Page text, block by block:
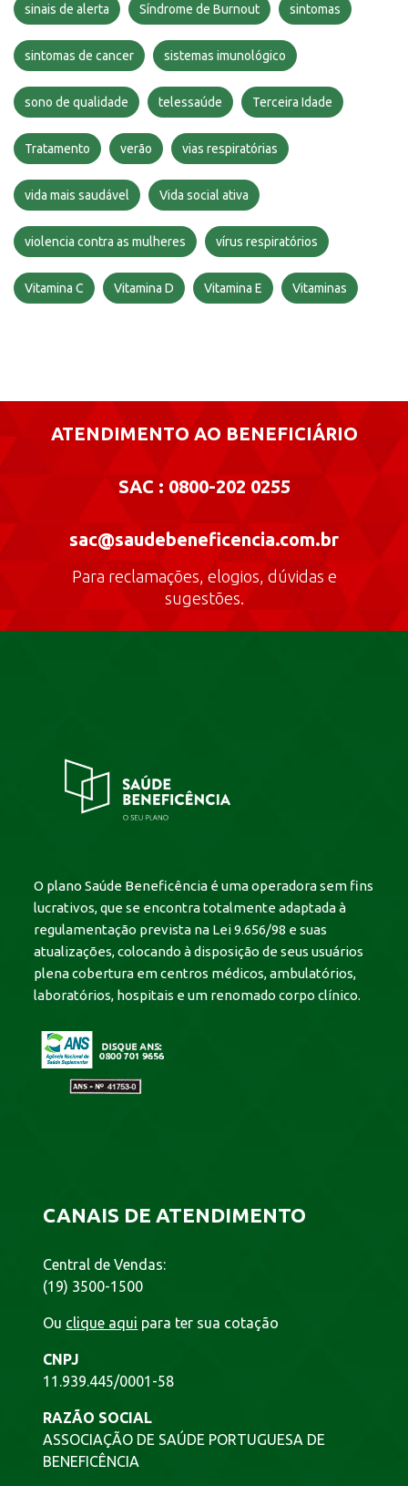
sinais de alerta Síndrome de Burnout sintomas
sintomas de cancer sistemas imunológico
sono de qualidade telessaúde Terceira Idade
Tratamento verão vias respiratórias
vida mais saudável Vida social ativa
violencia contra as mulheres vírus respiratórios
Vitamina C Vitamina D Vitamina E Vitaminas
ATENDIMENTO AO BENEFICIÁRIO
SAC : 0800-202 0255
sac@saudebeneficencia.com.br
Para reclamações, elogios, dúvidas e
sugestões.
O plano Saúde Beneficência é uma operadora sem fins
lucrativos, que se encontra totalmente adaptada à
regulamentação prevista na Lei 9.656/98 e suas
atualizações, colocando à disposição de seus usuários
plena cobertura em centros médicos, ambulatórios,
laboratórios, hospitais e um renomado corpo clínico.
CANAIS DE ATENDIMENTO
Central de Vendas:
(19) 3500-1500
Ou clique aqui para ter sua cotação
CNPJ
11.939.445/0001-58
RAZÃO SOCIAL
ASSOCIAÇÃO DE SAÚDE PORTUGUESA DE
BENEFICÊNCIA